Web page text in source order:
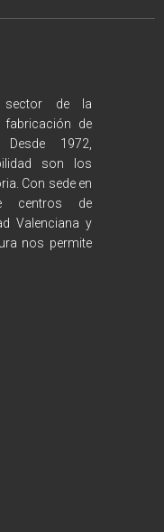
sector de la
fabricación de
1972,
son los
Con sede en
centros de
Valenciana y
nos permite